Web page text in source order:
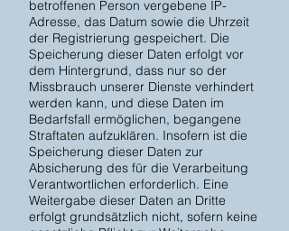
betroffenen Person vergebene IP-
Adresse, das Datum sowie die Uhrzeit
der Registrierung gespeichert. Die
Speicherung dieser Daten erfolgt vor
dem Hintergrund, dass nur so der
Missbrauch unserer Dienste verhindert
werden kann, und diese Daten im
Bedarfsfall ermöglichen, begangene
Straftaten aufzuklären. Insofern ist die
Speicherung dieser Daten zur
Absicherung des für die Verarbeitung
Verantwortlichen erforderlich. Eine
Weitergabe dieser Daten an Dritte
erfolgt grundsätzlich nicht, sofern keine